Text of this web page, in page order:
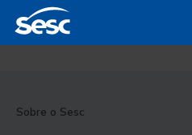
Sobre o Sesc